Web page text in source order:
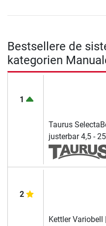
Bestsellere de
kategorien
1
Taurus
justerbar 4,5 -
2
Kettler Variobell |